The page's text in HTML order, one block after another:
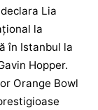
Lia
la
în Istanbul la
Hopper.
Orange Bowl